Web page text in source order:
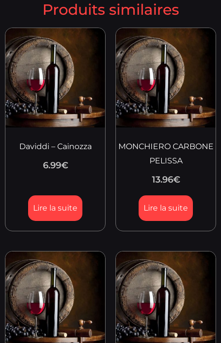
Produits similaires
Daviddi – Cainozza
6.99€
Lire la suite
MONCHIERO CARBONE
PELISSA
13.96€
Lire la suite